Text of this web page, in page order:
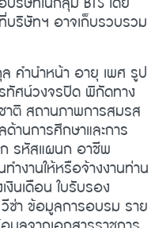
ริษัทฯ อาจเก็บรวบรวม
คำนำหน้า อายุ เพศ รูป
ทัศน์วงจรปิด พิกัดทาง
ติ สถานภาพการสมรส
านการศึกษาและการ
ก รหัสแผนก อาชีพ
งานให้หรือจ้างงานท่าน
งินเดือน ใบรับรอง
ซ่า ข้อมูลการอบรม ราย